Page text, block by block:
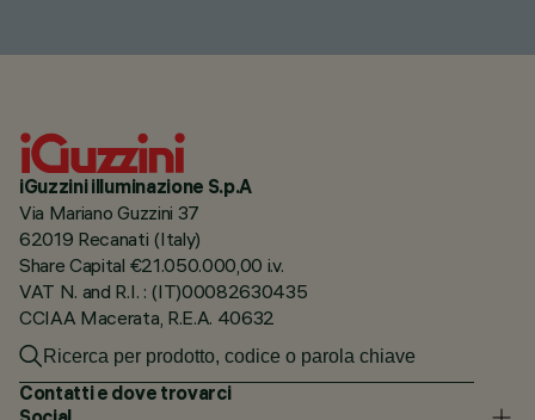
iGuzzini illuminazione S.p.A
Via Mariano Guzzini 37
62019 Recanati (Italy)
Share Capital €21.050.000,00 i.v.
VAT N. and R.I. : (IT)00082630435
CCIAA Macerata, R.E.A. 40632
Contatti e dove trovarci